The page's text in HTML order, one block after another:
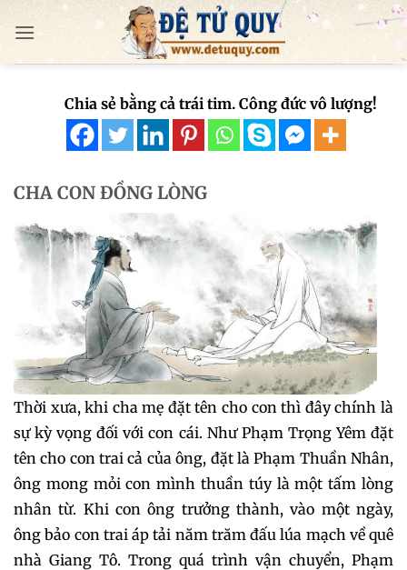
qua
nội
Chia sẻ bằng cả trái tim. Công đức vô lượng!
CHA CON ĐỒNG LÒNG
Thời xưa, khi cha mẹ đặt tên cho con thì đây chính là
sự kỳ vọng đối với con cái. Như Phạm Trọng Yêm đặt
tên cho con trai cả của ông, đặt là Phạm Thuần Nhân,
ông mong mỏi con mình thuần túy là một tấm lòng
nhân từ. Khi con ông trưởng thành, vào một ngày,
ông bảo con trai áp tải năm trăm đấu lúa mạch về quê
nhà Giang Tô. Trong quá trình vận chuyển, Phạm